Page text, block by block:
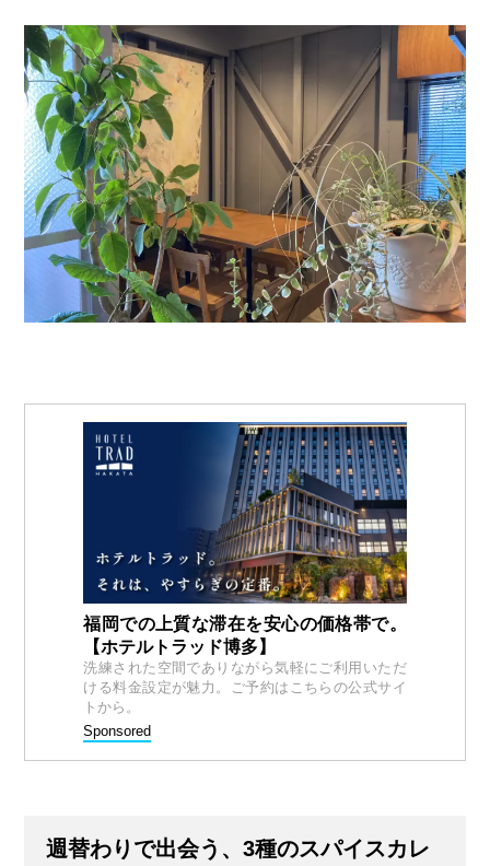
福岡での上質な滞在を安心の価格帯で。
【ホテルトラッド博多】
洗練された空間でありながら気軽にご利用いただ
ける料金設定が魅力。ご予約はこちらの公式サイ
トから。
Sponsored
週替わりで出会う、3種のスパイスカレ